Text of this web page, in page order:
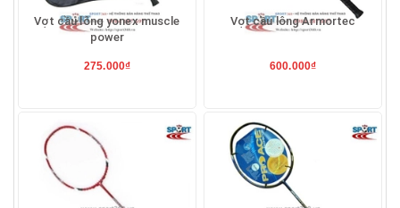
Vợt cầu lông yonex muscle
power
275.000₫
Vợt cầu lông Armortec
600.000₫